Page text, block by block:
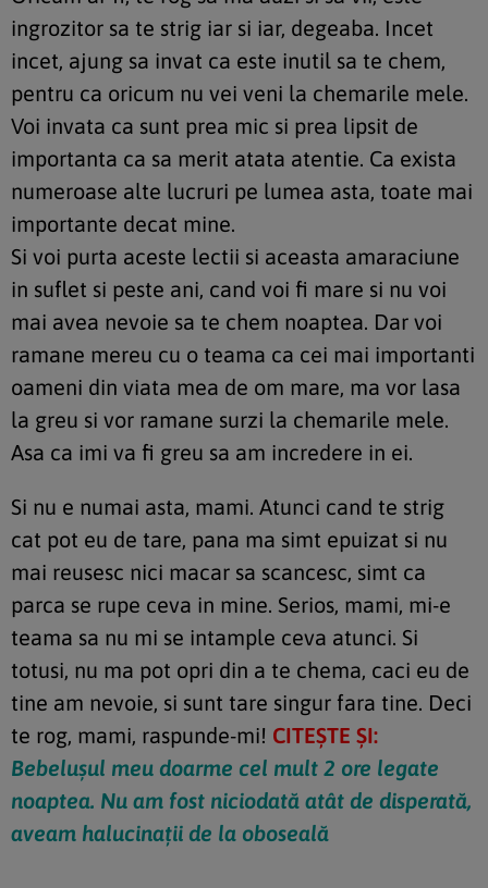
ingrozitor sa te strig iar si iar, degeaba. Incet
incet, ajung sa invat ca este inutil sa te chem,
pentru ca oricum nu vei veni la chemarile mele.
Voi invata ca sunt prea mic si prea lipsit de
importanta ca sa merit atata atentie. Ca exista
numeroase alte lucruri pe lumea asta, toate mai
importante decat mine.
Si voi purta aceste lectii si aceasta amaraciune
in suflet si peste ani, cand voi fi mare si nu voi
mai avea nevoie sa te chem noaptea. Dar voi
ramane mereu cu o teama ca cei mai importanti
oameni din viata mea de om mare, ma vor lasa
la greu si vor ramane surzi la chemarile mele.
Asa ca imi va fi greu sa am incredere in ei.
Si nu e numai asta, mami. Atunci cand te strig
cat pot eu de tare, pana ma simt epuizat si nu
mai reusesc nici macar sa scancesc, simt ca
parca se rupe ceva in mine. Serios, mami, mi-e
teama sa nu mi se intample ceva atunci. Si
totusi, nu ma pot opri din a te chema, caci eu de
tine am nevoie, si sunt tare singur fara tine. Deci
te rog, mami, raspunde-mi! CITEȘTE ȘI:
Bebelușul meu doarme cel mult 2 ore legate
noaptea. Nu am fost niciodată atât de disperată,
aveam halucinații de la oboseală